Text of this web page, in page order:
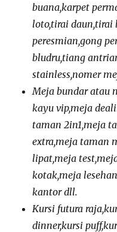
buana,karpet
loto,tirai daun,tirai
peresmian,gong
bludru,tiang
stainless,nomer
Meja bundar atau
kayu vip,meja
taman 2in1,meja
extra,meja taman
lipat,meja
kotak,meja
kantor dll.
Kursi futura
dinner,kursi